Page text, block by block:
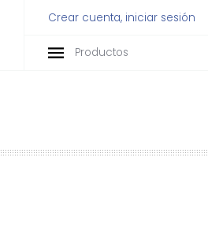
Crear cuenta, iniciar sesión
Productos